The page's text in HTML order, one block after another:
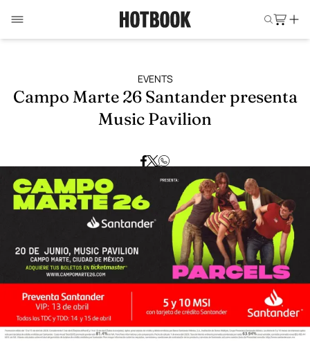
EVENTS
Campo Marte 26 Santander presenta
Music Pavilion